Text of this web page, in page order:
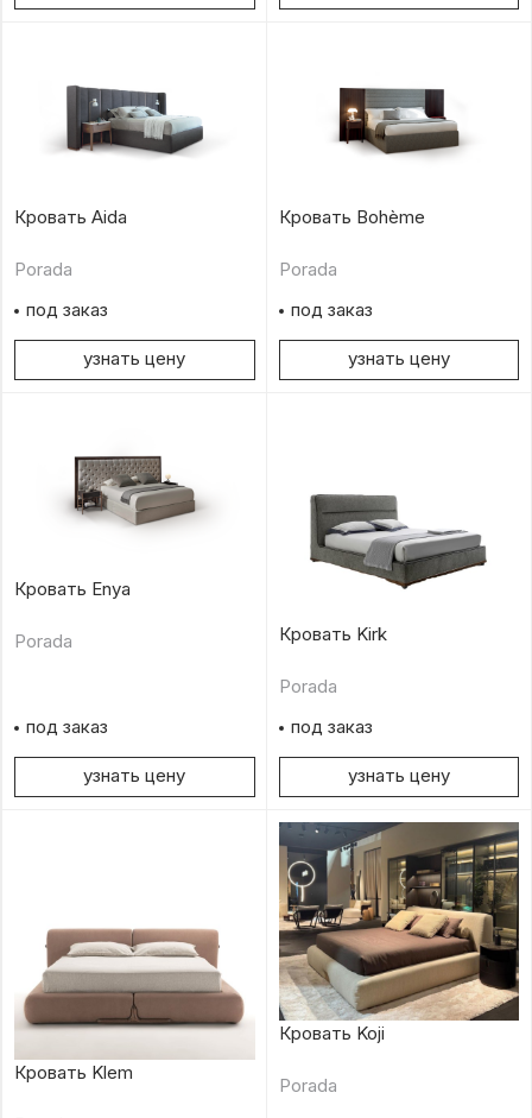
Кровать Aida
Porada
под заказ
узнать цену
Кровать Bohème
Porada
под заказ
узнать цену
Кровать Enya
Porada
под заказ
узнать цену
Кровать Kirk
Porada
под заказ
узнать цену
Кровать Klem
Кровать Koji
Porada